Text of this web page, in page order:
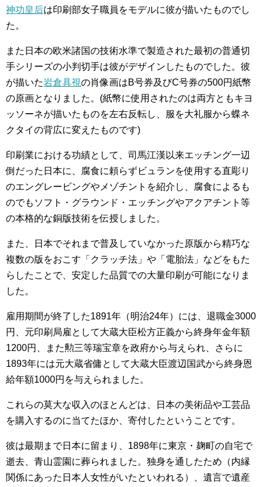
神功皇后は印刷部女子職員をモデルに彼が描いたものでし
た。
また日本の欧米諸国の技術水準で製造された最初の普通切
手シリーズの小判切手は彼がデザインしたものでした。彼
が描いた岩倉具視の肖像画はB号券及びC号券の500円紙幣
の原画となりました。(紙幣に使用されたのは両方ともキヨ
ッソーネが描いたものを左右反転し、服を大礼服から蝶ネ
クタイの背広に変えたものです)
印刷業における功績として、司馬江漢以来エッチング一辺
倒だった日本に、腐食に頼らずビュランを使用する直彫り
のエングレービングやメゾチントを紹介し、腐食によるも
のでもソフト・グラウンド・エッチングやアクアチント等
の本格的な銅版技術を伝授しました。
また、日本でそれまで普及していなかった原版から精巧な
複数の版をおこす「クラッチ法」や「電胎法」などをもた
らしたことで、安定した品質での大量印刷が可能になりま
した。
雇用期間が終了した1891年（明治24年）には、退職金3000
円、元印刷局雇として大蔵大臣松方正義から終身年金年額
1200円、また勲三等瑞宝章を政府から与えられ、さらに
1893年には元大蔵省傭として大蔵大臣渡辺国武から終身恩
給年額1000円を与えられました。
これらの莫大な収入のほとんどは、日本の美術品や工芸品
を購入するのに当てたほか、寄付したということです。
彼は最期まで日本に留まり、1898年に東京・麹町の自宅で
逝去、青山霊園に葬られました。独身を通したため（内縁
関係にあった日本人女性がいたといわれる）、遺言で遺産